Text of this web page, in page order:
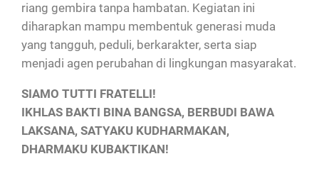
riang gembira tanpa hambatan. Kegiatan ini
diharapkan mampu membentuk generasi muda
yang tangguh, peduli, berkarakter, serta siap
menjadi agen perubahan di lingkungan masyarakat.
SIAMO TUTTI FRATELLI!
IKHLAS BAKTI BINA BANGSA, BERBUDI BAWA
LAKSANA, SATYAKU KUDHARMAKAN,
DHARMAKU KUBAKTIKAN!